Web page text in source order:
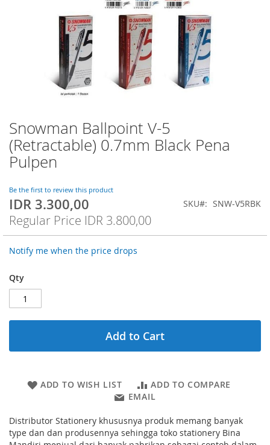
Snowman Ballpoint V-5
(Retractable) 0.7mm Black Pena
Pulpen
Be the first to review this product
Special
Price
IDR 3.300,00
Regular Price IDR 3.800,00
SKU SNW-V5RBK
Notify me when the price drops
Qty
Add to Cart
ADD TO WISH LIST
ADD TO COMPARE
EMAIL
Distributor Stationery khususnya produk memang banyak
type dan dan produsennya sehingga toko stationery Bina
Skip
to
the
beginning
the
images
gallery